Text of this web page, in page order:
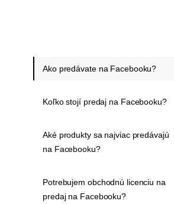
Ako predávate na Facebooku?
Koľko stojí predaj na Facebooku?
Aké produkty sa najviac predávajú
na Facebooku?
Potrebujem obchodnú licenciu na
predaj na Facebooku?